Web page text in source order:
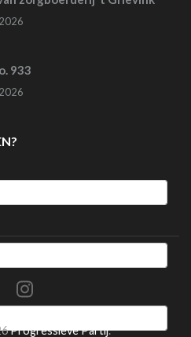
933
Progressieve Partij.